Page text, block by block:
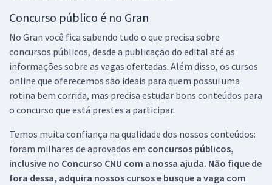
Concurso público é no Gran
No Gran você fica sabendo tudo o que precisa sobre
concursos públicos, desde a publicação do edital até as
informações sobre as vagas ofertadas. Além disso, os cursos
online que oferecemos são ideais para quem possui uma
rotina bem corrida, mas precisa estudar bons conteúdos para
o concurso que está prestes a participar.
Temos muita confiança na qualidade dos nossos conteúdos:
foram milhares de aprovados em concursos públicos,
inclusive no Concurso CNU com a nossa ajuda. Não fique de
fora dessa, adquira nossos cursos e busque a vaga com